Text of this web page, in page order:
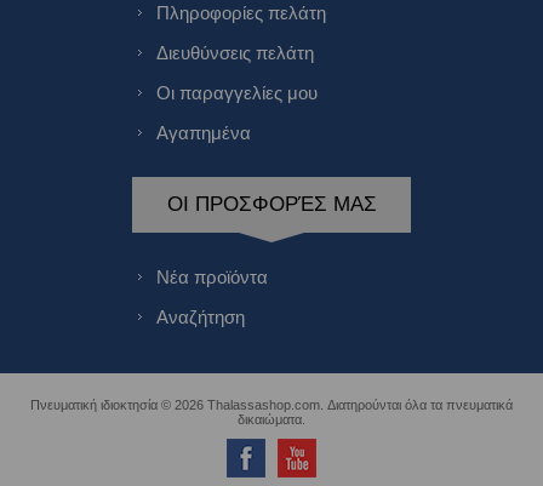
Πληροφορίες πελάτη
Διευθύνσεις πελάτη
Οι παραγγελίες μου
Αγαπημένα
ΟΙ ΠΡΟΣΦΟΡΈΣ ΜΑΣ
Νέα προϊόντα
Αναζήτηση
Πνευματική ιδιοκτησία © 2026 Thalassashop.com. Διατηρούνται όλα τα πνευματικά
δικαιώματα.